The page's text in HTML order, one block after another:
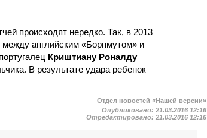
происходят нередко. Так, в 2013
английским «Борнмутом» и
Криштиану Роналду
В результате удара ребенок
Отдел новостей «Нашей версии»
Опубликовано:21.03.2016 12:16
Отредактировано:21.03.2016 12:16